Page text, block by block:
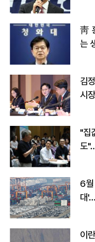
靑
는
김
시
"집
도
6
대
이